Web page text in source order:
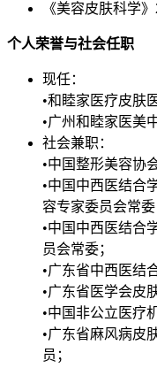
《美容皮肤科学
个人荣誉与社会任职
现任：
•和睦家医疗皮肤
•广州和睦家医美
社会兼职：
•中国整形美容协
•中国中西医结合
容专家委员会常委
•中国中西医结合
员会常委；
•广东省中西医结
•广东省医学会皮
•中国非公立医疗
•广东省麻风病皮
员；